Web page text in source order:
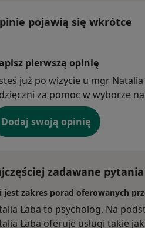
pojawią się wkrótce
pierwszą opinię
już po wizycie u mgr
za pomoc w wyborze
Dodaj swoją opinię
zadawane pytania
jest zakres porad oferowanych
Łaba to psycholog. Na
Łaba oferuje usługi takie